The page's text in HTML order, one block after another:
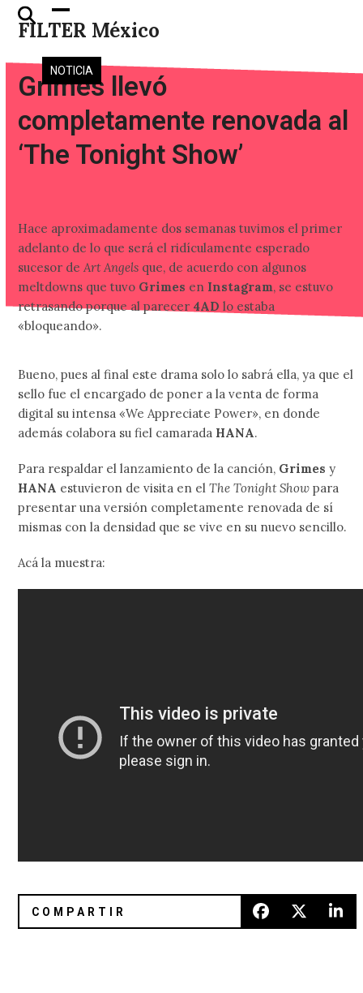
Skip
FILTER México
Open
mobile
menu
Close
mobile
menu
NOTICIA
Grimes llevó
completamente renovada al
‘The Tonight Show’
Hace aproximadamente dos semanas tuvimos el primer
adelanto de lo que será el ridículamente esperado
sucesor deArt Angels que, de acuerdo con algunos
meltdowns que tuvo Grimes en Instagram, se estuvo
retrasando porque al parecer 4AD lo estaba
«bloqueando».
Bueno, pues al final este drama solo lo sabrá ella, ya que el
sello fue el encargado de poner a la venta de forma
digital su intensa «We Appreciate Power», en donde
además colabora su fiel camarada HANA.
Para respaldar el lanzamiento de la canción, Grimes y
HANA estuvieron de visita en elThe Tonight Show para
presentar una versión completamente renovada de sí
mismas con la densidad que se vive en su nuevo sencillo.
Acá la muestra: